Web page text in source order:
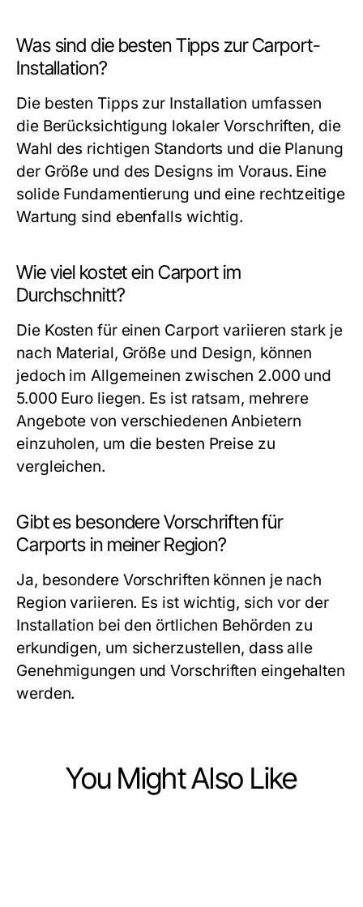
Was sind die besten Tipps zur Carport-
Installation?
Die besten Tipps zur Installation umfassen
die Berücksichtigung lokaler Vorschriften, die
Wahl des richtigen Standorts und die Planung
der Größe und des Designs im Voraus. Eine
solide Fundamentierung und eine rechtzeitige
Wartung sind ebenfalls wichtig.
Wie viel kostet ein Carport im
Durchschnitt?
Die Kosten für einen Carport variieren stark je
nach Material, Größe und Design, können
jedoch im Allgemeinen zwischen 2.000 und
5.000 Euro liegen. Es ist ratsam, mehrere
Angebote von verschiedenen Anbietern
einzuholen, um die besten Preise zu
vergleichen.
Gibt es besondere Vorschriften für
Carports in meiner Region?
Ja, besondere Vorschriften können je nach
Region variieren. Es ist wichtig, sich vor der
Installation bei den örtlichen Behörden zu
erkundigen, um sicherzustellen, dass alle
Genehmigungen und Vorschriften eingehalten
werden.
You Might Also Like